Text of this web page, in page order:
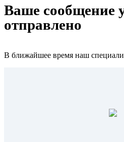
Ваше сообщение
отправлено
В ближайшее время наш